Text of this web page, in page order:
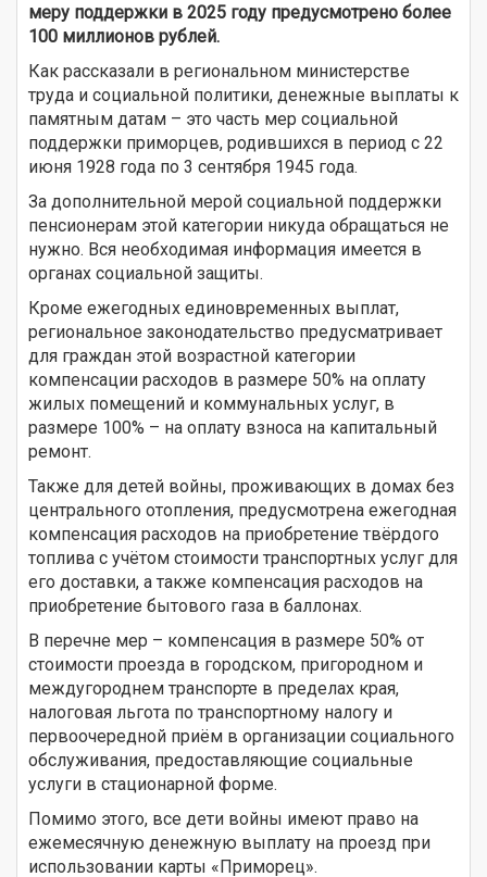
меру поддержки в 2025 году предусмотрено более
100 миллионов рублей.
Как рассказали в региональном министерстве
труда и социальной политики, денежные выплаты к
памятным датам – это часть мер социальной
поддержки приморцев, родившихся в период с 22
июня 1928 года по 3 сентября 1945 года.
За дополнительной мерой социальной поддержки
пенсионерам этой категории никуда обращаться не
нужно. Вся необходимая информация имеется в
органах социальной защиты.
Кроме ежегодных единовременных выплат,
региональное законодательство предусматривает
для граждан этой возрастной категории
компенсации расходов в размере 50% на оплату
жилых помещений и коммунальных услуг, в
размере 100% – на оплату взноса на капитальный
ремонт.
Также для детей войны, проживающих в домах без
центрального отопления, предусмотрена ежегодная
компенсация расходов на приобретение твёрдого
топлива с учётом стоимости транспортных услуг для
его доставки, а также компенсация расходов на
приобретение бытового газа в баллонах.
В перечне мер – компенсация в размере 50% от
стоимости проезда в городском, пригородном и
междугороднем транспорте в пределах края,
налоговая льгота по транспортному налогу и
первоочередной приём в организации социального
обслуживания, предоставляющие социальные
услуги в стационарной форме.
Помимо этого, все дети войны имеют право на
ежемесячную денежную выплату на проезд при
использовании карты «Приморец».